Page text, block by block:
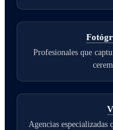
Profesionales que
Agencias especializadas